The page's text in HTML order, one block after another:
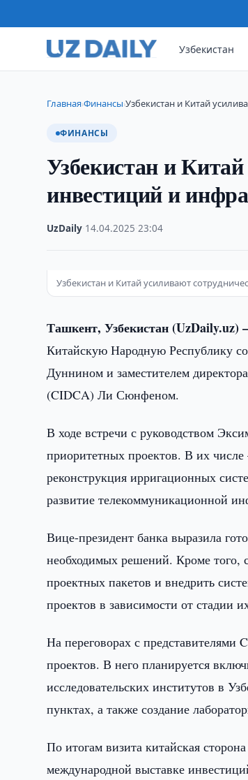
Узбекистан
Главная›Финансы›Узбекистан и Китай
ФИНАНСЫ
Узбекистан и
инвестиций и
UzDaily 14.04.2025 ·23:04
Узбекистан и Китай усиливают
Ташкент, Узбекистан (UzDaily.uz)
Китайскую Народную Республику
Дуннином и заместителем
(CIDCA) Ли Сюнфеном.
В ходе встречи с руководством
приоритетных проектов. В их
реконструкция ирригационных
развитие телекоммуникационной
Вице-президент банка выразила
необходимых решений. Кроме того,
проектных пакетов и внедрить
проектов в зависимости от стадии
На переговорах с представителями
проектов. В него планируется
исследовательских институтов в
пунктах, а также создание
По итогам визита китайская
международной выставке